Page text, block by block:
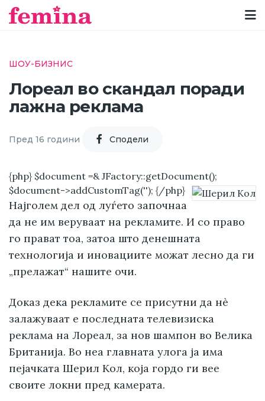
ШОУ-БИЗНИС
Лореал во скандал поради
лажна реклама
Пред 16 години Cподели
{php} $document =& JFactory::getDocument();
$document->addCustomTag(''); {/php}
Најголем дел од луѓето започнаа
да не им веруваат на рекламите. И со право
го прават тоа, затоа што денешната
технологија и иновациите можат лесно да ги
„прелажат“ нашите очи.
Доказ дека рекламите се присутни да нè
залажуваат е последната телевизиска
реклама на Лореал, за нов шампон во Велика
Британија. Во неа главната улога ја има
пејачката Шерил Кол, која гордо ги вее
своите локни пред камерата.